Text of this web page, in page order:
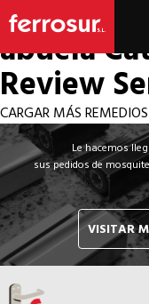
Los por si
abuela
Review
CARGAR MÁS REMEDIOS
Le hacemos
sus pedidos de
VISITAR